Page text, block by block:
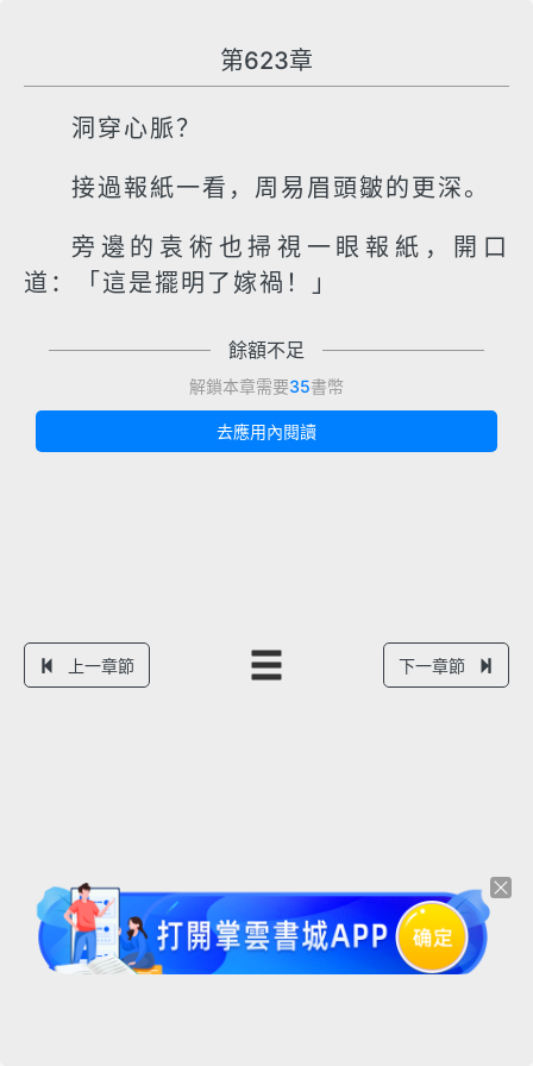
第623章
洞穿心脈？
接過報紙一看，周易眉頭皺的更深。
旁邊的袁術也掃視一眼報紙，開口
道：「這是擺明了嫁禍！」
餘額不足
解鎖本章需要35書幣
去應用內閱讀
上一章節 下一章節